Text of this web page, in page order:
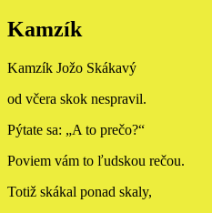
Kamzík
Kamzík Jožo Skákavý
od včera skok nespravil.
Pýtate sa: „A to prečo?“
Poviem vám to ľudskou rečou.
Totiž skákal ponad skaly,